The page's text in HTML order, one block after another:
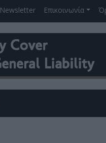
Newsletter Επικοινωνία